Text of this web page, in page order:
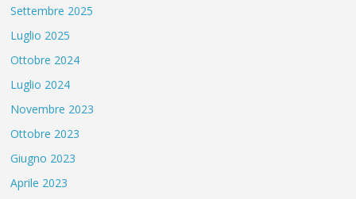
Settembre 2025
Luglio 2025
Ottobre 2024
Luglio 2024
Novembre 2023
Ottobre 2023
Giugno 2023
Aprile 2023